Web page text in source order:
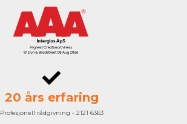
20 års erfaring
Profesjonell rådgivning - 2121 6363